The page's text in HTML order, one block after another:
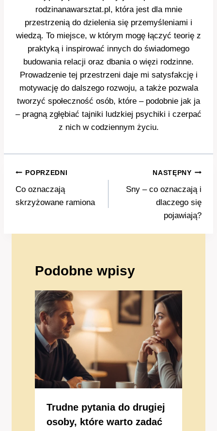
rodzinanawarsztat.pl, która jest dla mnie
przestrzenią do dzielenia się przemyśleniami i
wiedzą. To miejsce, w którym mogę łączyć teorię z
praktyką i inspirować innych do świadomego
budowania relacji oraz dbania o więzi rodzinne.
Prowadzenie tej przestrzeni daje mi satysfakcję i
motywację do dalszego rozwoju, a także pozwala
tworzyć społeczność osób, które – podobnie jak ja
– pragną zgłębiać tajniki ludzkiej psychiki i czerpać
z nich w codziennym życiu.
Nawigacja
wpisu
POPRZEDNI
Co oznaczają
skrzyżowane ramiona
NASTĘPNY
Sny – co oznaczają i
dlaczego się
pojawiają?
Podobne wpisy
Trudne pytania do drugiej
osoby, które warto zadać